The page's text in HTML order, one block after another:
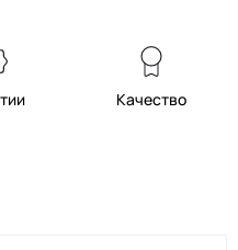
Качество